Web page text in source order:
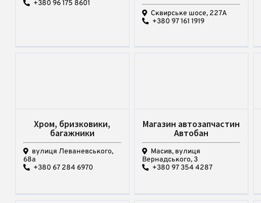
+380 96 175 8601
Сквирське шосе, 227А
+380 97 161 1919
Хром, бризковики,
багажники
вулиця Леваневського,
68а
+380 67 284 6970
Магазин автозапчастин
Автобан
Масив, вулиця
Вернадського, 3
+380 97 354 4287